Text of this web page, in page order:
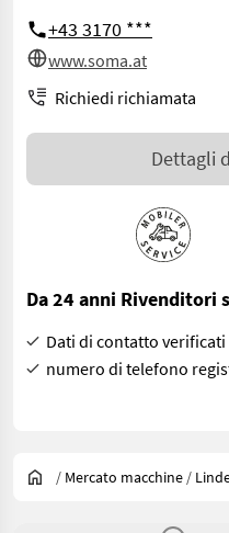
+43 3170 ***
www.soma.at
Richiedi richiamata
Dettagli
Da 24 anni Rivenditori
Dati di contatto verificati
numero di telefono
/ Mercato macchine /